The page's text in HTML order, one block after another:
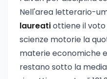
Nell'area letterario-
laureatiottiene il
scienze motorie la
materie economiche
restano sotto la